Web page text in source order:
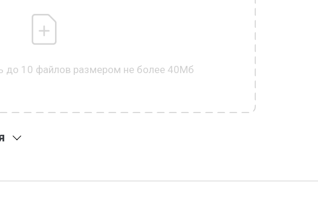
до 10 файлов размером не более 40Мб